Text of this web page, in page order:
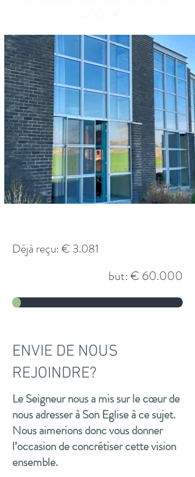
Déjà reçu: € 3.081
but: € 60.000
ENVIE DE NOUS
REJOINDRE?
​Le Seigneur nous a mis sur le cœur de
nous adresser à Son Eglise à ce sujet.
Nous aimerions donc vous donner
l’occasion de concrétiser cette vision
ensemble.